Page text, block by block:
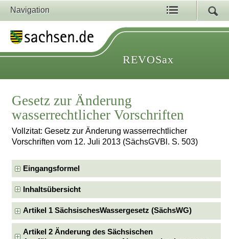
Navigation
REVOSax
Gesetz zur Änderung
wasserrechtlicher Vorschriften
Vollzitat: Gesetz zur Änderung wasserrechtlicher
Vorschriften vom 12. Juli 2013 (SächsGVBl. S. 503)
Eingangsformel
Inhaltsübersicht
Artikel 1 SächsischesWassergesetz (SächsWG)
Artikel 2 Änderung des Sächsischen